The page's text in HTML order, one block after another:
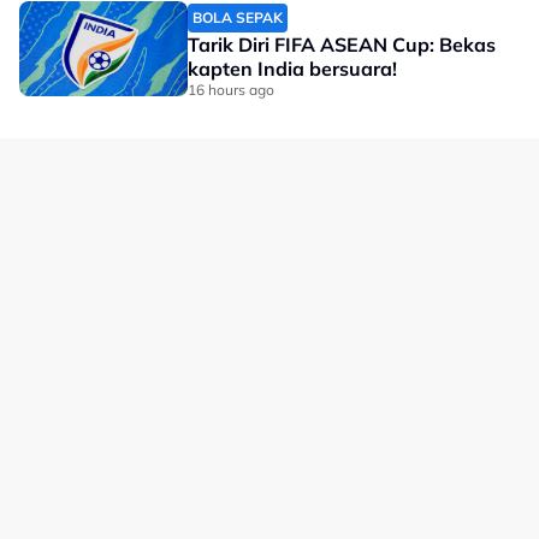
Related Topics
#UM Damansara United
BOLA SEPAK
Tarik Diri FIFA ASEAN Cup: Bekas
kapten India bersuara!
16 hours ago